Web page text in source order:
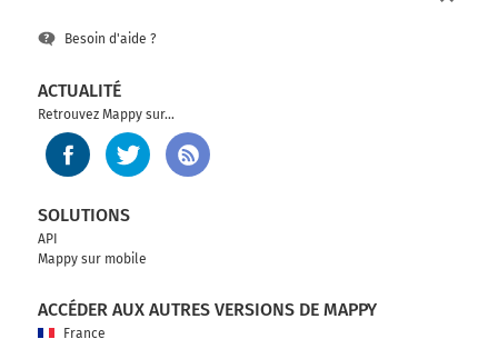
Besoin d'aide ?
ACTUALITÉ
Retrouvez Mappy sur...
SOLUTIONS
API
Mappy sur mobile
ACCÉDER AUX AUTRES VERSIONS DE MAPPY
France